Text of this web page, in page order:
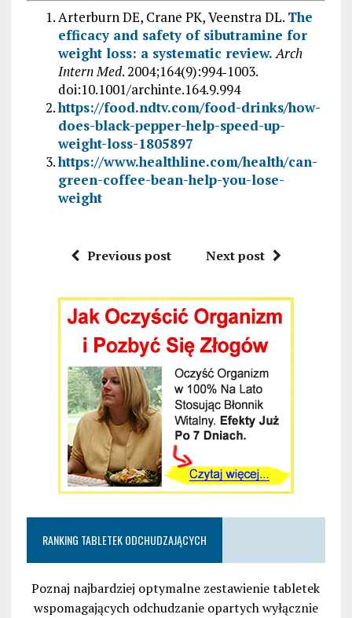
Arterburn DE, Crane PK, Veenstra DL. The
efficacy and safety of sibutramine for
weight loss: a systematic review.Arch
Intern Med. 2004;164(9):994‐1003.
doi:10.1001/archinte.164.9.994
https://food.ndtv.com/food-drinks/how-
does-black-pepper-help-speed-up-
weight-loss-1805897
https://www.healthline.com/health/can-
green-coffee-bean-help-you-lose-
weight
Previous post Next post
RANKING TABLETEK ODCHUDZAJĄCYCH
Poznaj najbardziej optymalne zestawienie tabletek
wspomagających odchudzanie opartych wyłącznie